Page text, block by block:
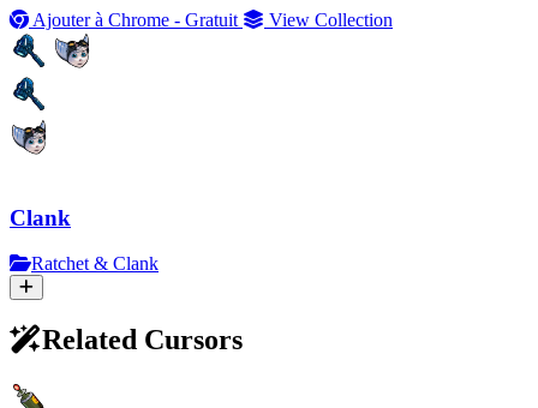
Ajouter à Chrome - Gratuit
View Collection
Clank
Ratchet & Clank
Related Cursors